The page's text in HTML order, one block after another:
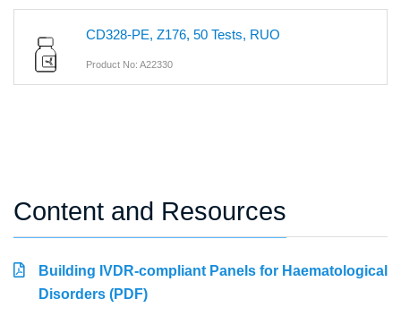
CD328-PE, Z176, 50 Tests, RUO
Product No: A22330
Content and Resources
Building IVDR-compliant Panels for Haematological
Disorders (PDF)